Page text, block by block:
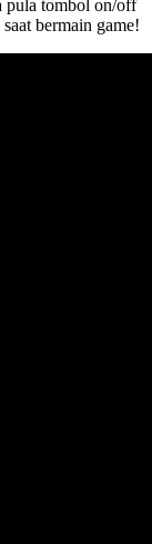
pula tombol on/off
bermain game!